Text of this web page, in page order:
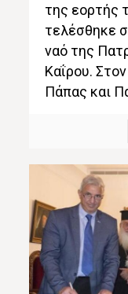
της εορτής
τελέσθηκε
ναό της
Καΐρου.
Πάπας και